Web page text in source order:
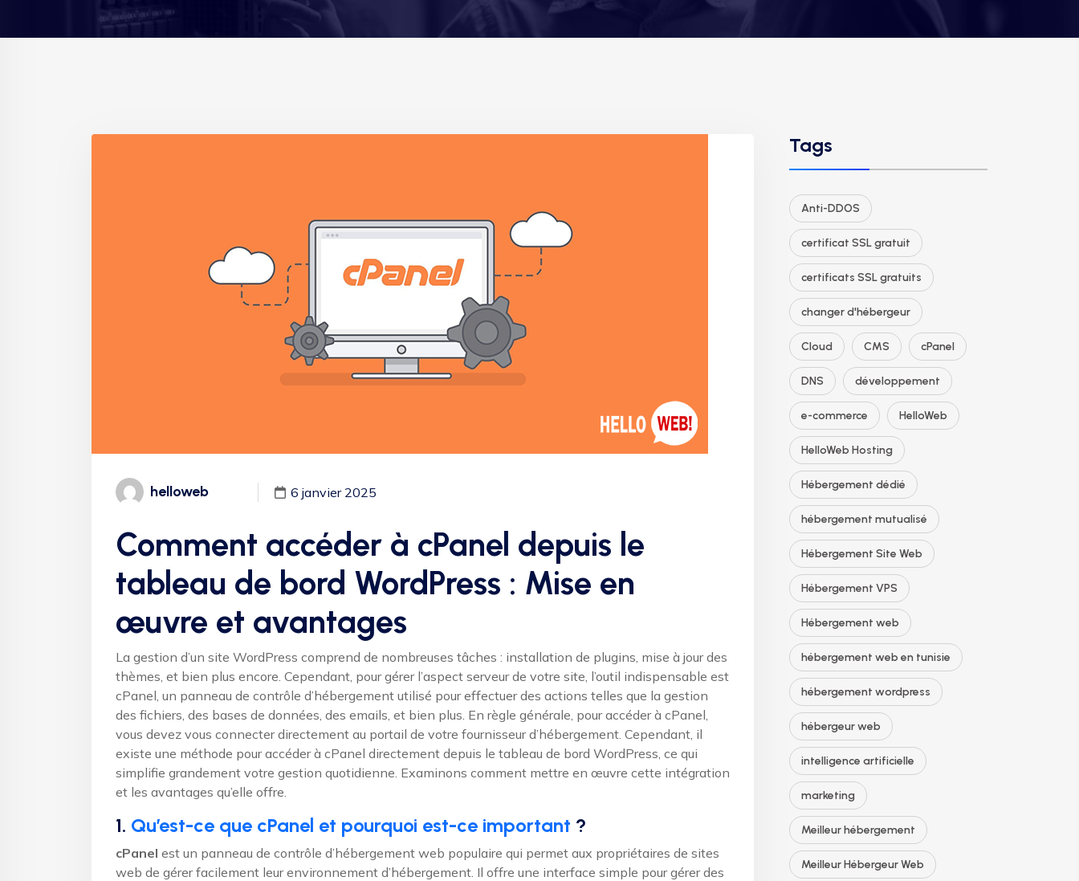
helloweb 6 janvier 2025
Comment accéder à cPanel depuis le
tableau de bord WordPress : Mise en
œuvre et avantages
La gestion d’un site WordPress comprend de nombreuses tâches : installation de plugins, mise à jour des
thèmes, et bien plus encore. Cependant, pour gérer l’aspect serveur de votre site, l’outil indispensable est
cPanel, un panneau de contrôle d’hébergement utilisé pour effectuer des actions telles que la gestion
des fichiers, des bases de données, des emails, et bien plus. En règle générale, pour accéder à cPanel,
vous devez vous connecter directement au portail de votre fournisseur d’hébergement. Cependant, il
existe une méthode pour accéder à cPanel directement depuis le tableau de bord WordPress, ce qui
simplifie grandement votre gestion quotidienne. Examinons comment mettre en œuvre cette intégration
et les avantages qu’elle offre.
1. Qu’est-ce que cPanel et pourquoi est-ce important ?
cPanel est un panneau de contrôle d’hébergement web populaire qui permet aux propriétaires de sites
web de gérer facilement leur environnement d’hébergement. Il offre une interface simple pour gérer des
Tags
Anti-DDOS
certificat SSL gratuit
certificats SSL gratuits
changer d'hébergeur
Cloud CMS cPanel
DNS développement
e-commerce HelloWeb
HelloWeb Hosting
Hébergement dédié
hébergement mutualisé
Hébergement Site Web
Hébergement VPS
Hébergement web
hébergement web en tunisie
hébergement wordpress
hébergeur web
intelligence artificielle
marketing
Meilleur hébergement
Meilleur Hébergeur Web